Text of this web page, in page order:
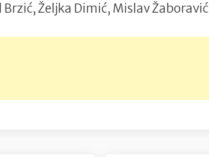
Brzić, Željka Dimić, Mislav Žaboravić